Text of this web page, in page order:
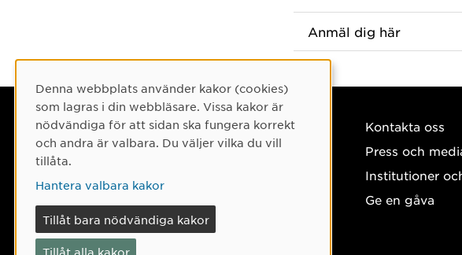
Anmäl dig här
Umeå universitet
901 87 Umeå
Kontakta oss
Press och
Institutioner
Ge en gåva
Cookie-samtycke
Denna webbplats använder kakor (cookies)
som lagras i din webbläsare. Vissa kakor är
nödvändiga för att sidan ska fungera korrekt
och andra är valbara. Du väljer vilka du vill
tillåta.
Hantera valbara kakor
Tillåt bara nödvändiga kakor